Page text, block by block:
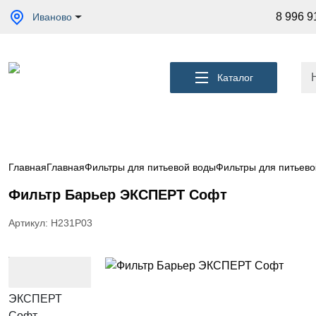
Иваново 8 996
Каталог
Акции
скважины
коттеджа
Септики
ГлавнаяГлавнаяФильтры для питьевой водыФильтры для
Фильтр Барьер ЭКСПЕРТ Софт
Артикул: Н231Р03